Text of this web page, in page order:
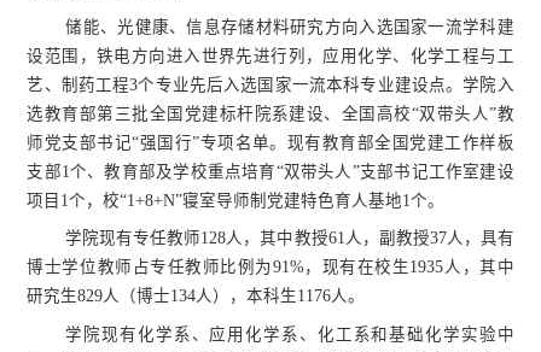
储能、光健康、信息存储材料研究方向入选国家一流学科建
设范围，铁电方向进入世界先进行列，应用化学、化学工程与工
艺、制药工程3个专业先后入选国家一流本科专业建设点。学院入
选教育部第三批全国党建标杆院系建设、全国高校“双带头人”教
师党支部书记“强国行”专项名单。现有教育部全国党建工作样板
支部1个、教育部及学校重点培育“双带头人”支部书记工作室建设
项目1个，校“1+8+N”寝室导师制党建特色育人基地1个。
学院现有专任教师128人，其中教授61人，副教授37人，具有
博士学位教师占专任教师比例为91%，现有在校生1935人，其中
研究生829人（博士134人），本科生1176人。
学院现有化学系、应用化学系、化工系和基础化学实验中